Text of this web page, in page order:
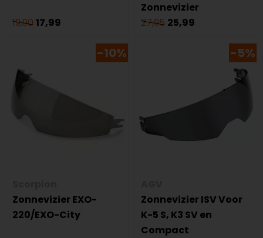
19,9017,99
Zonnevizier
27,95 25,99
-10%
Zonnevizier EXO-
220/EXO-City
-5%
Zonnevizier ISV Voor
K-5 S, K3 SV en
Compact